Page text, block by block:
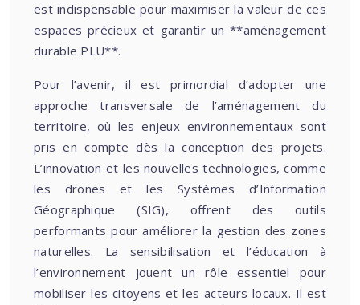
est indispensable pour maximiser la valeur de ces
espaces précieux et garantir un **aménagement
durable PLU**.
Pour l’avenir, il est primordial d’adopter une
approche transversale de l’aménagement du
territoire, où les enjeux environnementaux sont
pris en compte dès la conception des projets.
L’innovation et les nouvelles technologies, comme
les drones et les Systèmes d’Information
Géographique (SIG), offrent des outils
performants pour améliorer la gestion des zones
naturelles. La sensibilisation et l’éducation à
l’environnement jouent un rôle essentiel pour
mobiliser les citoyens et les acteurs locaux. Il est